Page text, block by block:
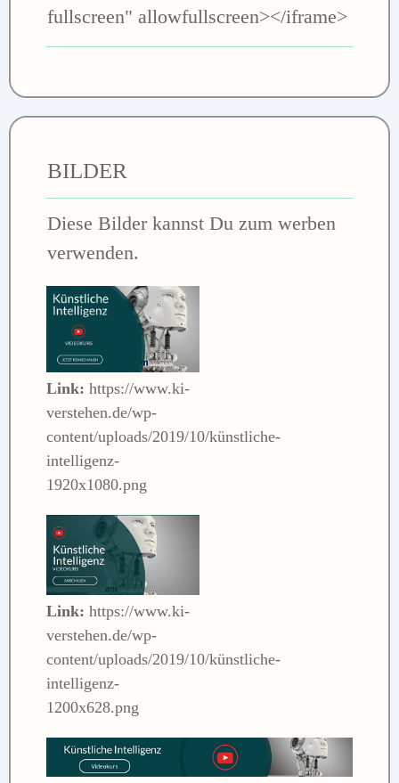
fullscreen" allowfullscreen></iframe>
BILDER
Diese Bilder kannst Du zum werben
verwenden.
Link: https://www.ki-
verstehen.de/wp-
content/uploads/2019/10/künstliche-
intelligenz-
1920x1080.png
Link: https://www.ki-
verstehen.de/wp-
content/uploads/2019/10/künstliche-
intelligenz-
1200x628.png